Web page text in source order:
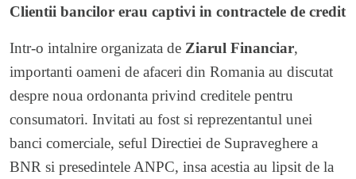
Clientii bancilor erau captivi in contractele de credit
Intr-o intalnire organizata de Ziarul Financiar,
importanti oameni de afaceri din Romania au discutat
despre noua ordonanta privind creditele pentru
consumatori. Invitati au fost si reprezentantul unei
banci comerciale, seful Directiei de Supraveghere a
BNR si presedintele ANPC, insa acestia au lipsit de la